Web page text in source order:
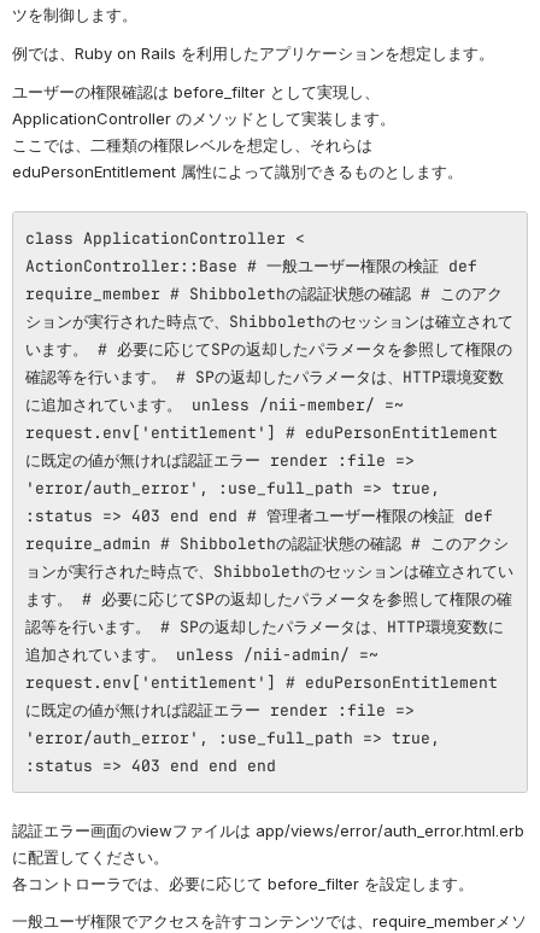
ツを制御します。
例では、Ruby on Rails を利用したアプリケーションを想定します。
ユーザーの権限確認は before_filter として実現し、
ApplicationController のメソッドとして実装します。
ここでは、二種類の権限レベルを想定し、それらは
eduPersonEntitlement 属性によって識別できるものとします。
class ApplicationController <
ActionController::Base # 一般ユーザー権限の検証 def
require_member # Shibbolethの認証状態の確認 # このアク
ションが実行された時点で、Shibbolethのセッションは確立されて
います。 # 必要に応じてSPの返却したパラメータを参照して権限の
確認等を行います。 # SPの返却したパラメータは、HTTP環境変数
に追加されています。 unless /nii-member/ =~
request.env['entitlement'] # eduPersonEntitlement
に既定の値が無ければ認証エラー render :file =>
'error/auth_error', :use_full_path => true,
:status => 403 end end # 管理者ユーザー権限の検証 def
require_admin # Shibbolethの認証状態の確認 # このアクシ
ョンが実行された時点で、Shibbolethのセッションは確立されてい
ます。 # 必要に応じてSPの返却したパラメータを参照して権限の確
認等を行います。 # SPの返却したパラメータは、HTTP環境変数に
追加されています。 unless /nii-admin/ =~
request.env['entitlement'] # eduPersonEntitlement
に既定の値が無ければ認証エラー render :file =>
'error/auth_error', :use_full_path => true,
:status => 403 end end end
認証エラー画面のviewファイルは app/views/error/auth_error.html.erb
に配置してください。
各コントローラでは、必要に応じて before_filter を設定します。
一般ユーザ権限でアクセスを許すコンテンツでは、require_memberメソ